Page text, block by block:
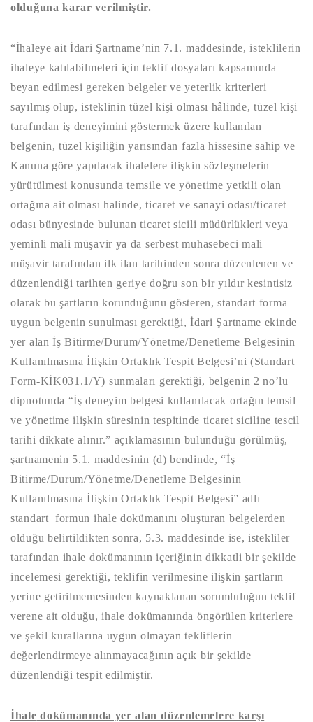
olduğuna karar verilmiştir.
“İhaleye ait İdari Şartname’nin 7.1. maddesinde, isteklilerin
ihaleye katılabilmeleri için teklif dosyaları kapsamında
beyan edilmesi gereken belgeler ve yeterlik kriterleri
sayılmış olup, isteklinin tüzel kişi olması hâlinde, tüzel kişi
tarafından iş deneyimini göstermek üzere kullanılan
belgenin, tüzel kişiliğin yarısından fazla hissesine sahip ve
Kanuna göre yapılacak ihalelere ilişkin sözleşmelerin
yürütülmesi konusunda temsile ve yönetime yetkili olan
ortağına ait olması halinde, ticaret ve sanayi odası/ticaret
odası bünyesinde bulunan ticaret sicili müdürlükleri veya
yeminli mali müşavir ya da serbest muhasebeci mali
müşavir tarafından ilk ilan tarihinden sonra düzenlenen ve
düzenlendiği tarihten geriye doğru son bir yıldır kesintisiz
olarak bu şartların korunduğunu gösteren, standart forma
uygun belgenin sunulması gerektiği, İdari Şartname ekinde
yer alan İş Bitirme/Durum/Yönetme/Denetleme Belgesinin
Kullanılmasına İlişkin Ortaklık Tespit Belgesi’ni (Standart
Form-KİK031.1/Y) sunmaları gerektiği, belgenin 2 no’lu
dipnotunda “İş deneyim belgesi kullanılacak ortağın temsil
ve yönetime ilişkin süresinin tespitinde ticaret siciline tescil
tarihi dikkate alınır.” açıklamasının bulunduğu görülmüş,
şartnamenin 5.1. maddesinin (d) bendinde, “İş
Bitirme/Durum/Yönetme/Denetleme Belgesinin
Kullanılmasına İlişkin Ortaklık Tespit Belgesi” adlı
standart formun ihale dokümanını oluşturan belgelerden
olduğu belirtildikten sonra, 5.3. maddesinde ise, istekliler
tarafından ihale dokümanının içeriğinin dikkatli bir şekilde
incelemesi gerektiği, teklifin verilmesine ilişkin şartların
yerine getirilmemesinden kaynaklanan sorumluluğun teklif
verene ait olduğu, ihale dokümanında öngörülen kriterlere
ve şekil kurallarına uygun olmayan tekliflerin
değerlendirmeye alınmayacağının açık bir şekilde
düzenlendiği tespit edilmiştir.
İhale dokümanında yer alan düzenlemelere karşı